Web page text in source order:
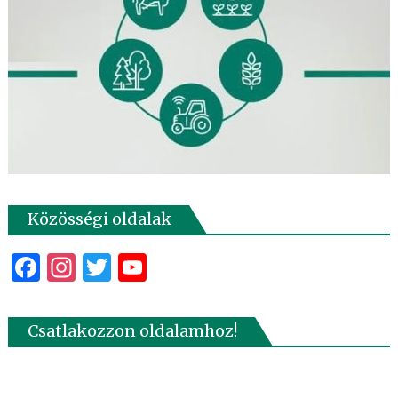
Közösségi oldalak
Facebook
Instagram
Twitter
YouTube
Csatlakozzon oldalamhoz!